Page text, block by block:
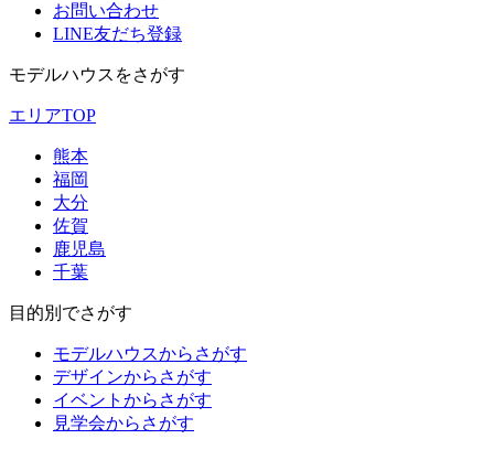
お問い合わせ
LINE友だち登録
モデルハウスをさがす
エリアTOP
熊本
福岡
大分
佐賀
鹿児島
千葉
目的別でさがす
モデルハウスからさがす
デザインからさがす
イベントからさがす
見学会からさがす